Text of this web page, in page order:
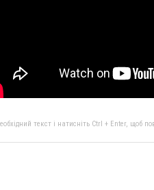
текст і натисніть Ctrl + Enter, щоб